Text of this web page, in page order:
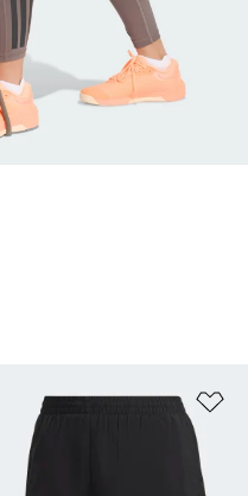
a la lista de deseos